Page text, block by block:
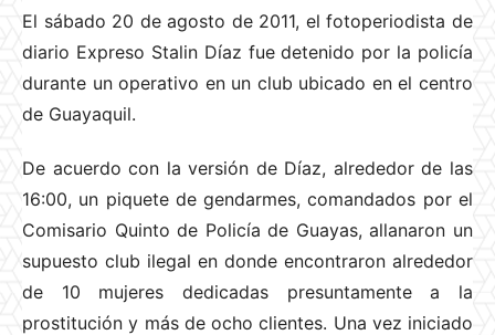
El sábado 20 de agosto de 2011, el fotoperiodista de
diario Expreso Stalin Díaz fue detenido por la policía
durante un operativo en un club ubicado en el centro
de Guayaquil.
De acuerdo con la versión de Díaz, alrededor de las
16:00, un piquete de gendarmes, comandados por el
Comisario Quinto de Policía de Guayas, allanaron un
supuesto club ilegal en donde encontraron alrededor
de 10 mujeres dedicadas presuntamente a la
prostitución y más de ocho clientes. Una vez iniciado